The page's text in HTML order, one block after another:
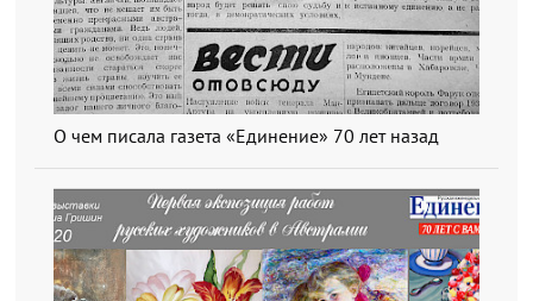
О чем писала газета «Единение» 70 лет назад